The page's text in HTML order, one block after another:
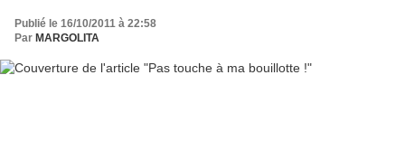
Publié le 16/10/2011 à 22:58
Par MARGOLITA